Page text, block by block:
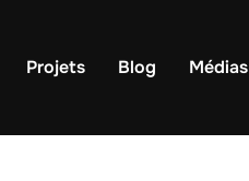
Projets Blog Médias